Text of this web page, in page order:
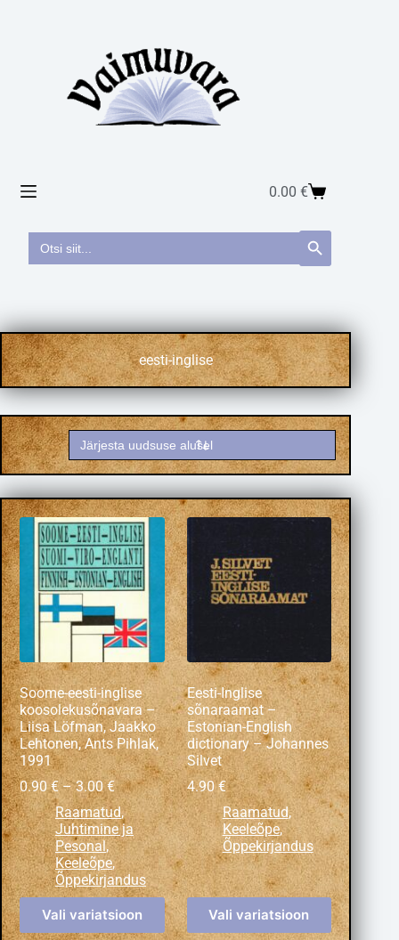
0.00€
Search
for:
Search Button
eesti-inglise
Soome-eesti-inglise
koosolekusõnavara –
Liisa Löfman, Jaakko
Lehtonen, Ants Pihlak,
1991
0.90 € – 3.00€
Raamatud,
Juhtimine ja
Pesonal,
Keeleõpe,
Õppekirjandus
Vali variatsioon
Eesti-Inglise
sõnaraamat –
Estonian-English
dictionary – Johannes
Silvet
4.90€
Raamatud,
Keeleõpe,
Õppekirjandus
Vali variatsioon